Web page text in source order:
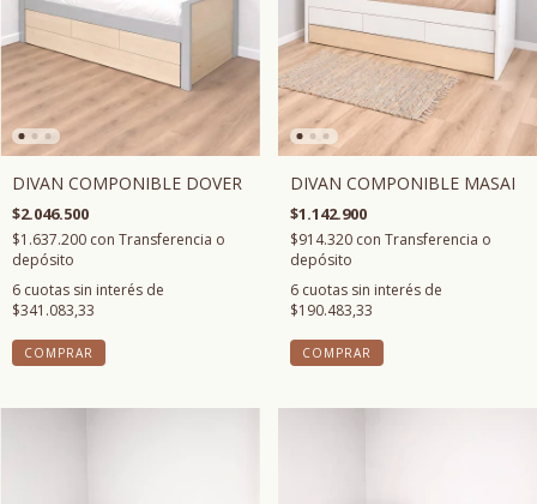
DIVAN COMPONIBLE DOVER
$2.046.500
$1.637.200 con Transferencia o
depósito
6 cuotas sin interés de
$341.083,33
COMPRAR
DIVAN COMPONIBLE MASAI
$1.142.900
$914.320 con Transferencia o
depósito
6 cuotas sin interés de
$190.483,33
COMPRAR